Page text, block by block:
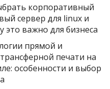
корпоративный
сервер для linux и
это важно для бизнеса
прямой и
печати на
особенности и выбор